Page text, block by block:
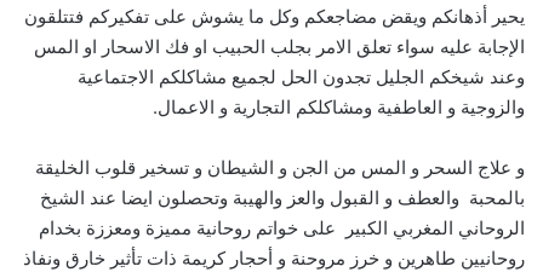
يحير أذهانكم ويقض مضاجعكم وكل ما يشوش على تفكيركم فتتلقون
الإجابة عليه سواء تعلق الامر بجلب الحبيب او فك الاسحار او المس
وعند شيخكم الجليل تجدون الحل لجميع مشاكلكم الاجتماعية
والزوجية و العاطفية ومشاكلكم التجارية و الاعمال.
و علاج السحر و المس من الجن و الشيطان و تسخير قلوب الخليقة
بالمحبة والعطف و القبول والعز والهيبة وتحصلون ايضا عند الشيخ
الروحاني المغربي الكبير على خواتم روحانية مميزة ومعززة بخدام
روحانيين طاهرين و خرز مروحنة و أحجار كريمة ذات تأثير خارق ونفاذ